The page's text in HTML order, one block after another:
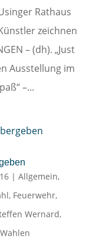
Rathaus
zeichnen
– (dh). „Just
Ausstellung im
–...
| Allgemein,
, Feuerwehr,
Wernard,
Wahlen